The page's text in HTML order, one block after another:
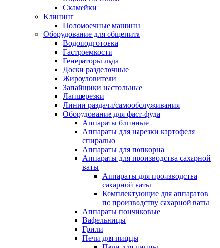
Скамейки
Клининг
Поломоечные машины
Оборудование для общепита
Водоподготовка
Гастроемкости
Генераторы льда
Доски разделочные
Жироуловители
Запайщики настольные
Лапшерезки
Линии раздачи/самообслуживания
Оборудование для фаст-фуда
Аппараты блинные
Аппараты для нарезки картофеля
спиралью
Аппараты для попкорна
Аппараты для производства сахарной
ваты
Аппараты для производства
сахарной ваты
Комплектующие для аппаратов
по производству сахарной ваты
Аппараты пончиковые
Вафельницы
Грили
Печи для пиццы